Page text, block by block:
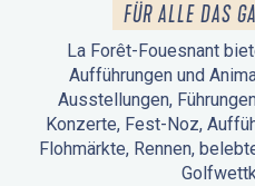
FÜR ALLE DAS
La Forêt-Fouesnant
Aufführungen und
Ausstellungen,
Konzerte, Fest-Noz,
Flohmärkte, Rennen,